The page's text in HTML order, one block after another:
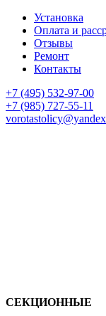
Установка
Оплата и
Отзывы
Ремонт
Контакты
+7 (495) 532-97-00
+7 (985) 727-55-11
СЕКЦИОННЫЕ